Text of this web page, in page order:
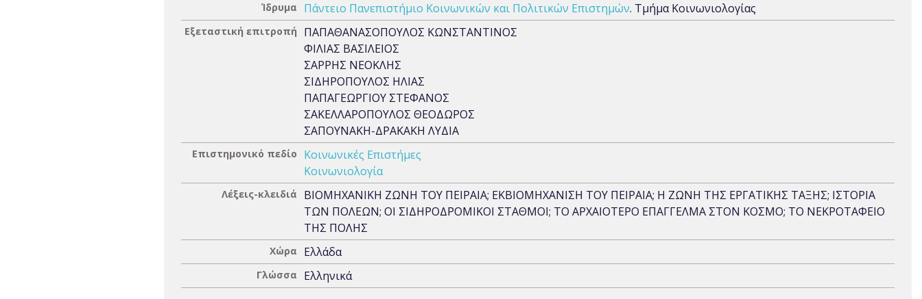
Ίδρυμα Πάντειο Πανεπιστήμιο Κοινωνικών και Πολιτικών Επιστημών. Τμήμα Κοινωνιολογίας
Εξεταστική επιτροπή
ΠΑΠΑΘΑΝΑΣΟΠΟΥΛΟΣ ΚΩΝΣΤΑΝΤΙΝΟΣ
ΦΙΛΙΑΣ ΒΑΣΙΛΕΙΟΣ
ΣΑΡΡΗΣ ΝΕΟΚΛΗΣ
ΣΙΔΗΡΟΠΟΥΛΟΣ ΗΛΙΑΣ
ΠΑΠΑΓΕΩΡΓΙΟΥ ΣΤΕΦΑΝΟΣ
ΣΑΚΕΛΛΑΡΟΠΟΥΛΟΣ ΘΕΟΔΩΡΟΣ
ΣΑΠΟΥΝΑΚΗ-ΔΡΑΚΑΚΗ ΛΥΔΙΑ
Επιστημονικό πεδίο
Κοινωνικές Επιστήμες
Κοινωνιολογία
Λέξεις-κλειδιά
ΒΙΟΜΗΧΑΝΙΚΗ ΖΩΝΗ ΤΟΥ ΠΕΙΡΑΙΑ; ΕΚΒΙΟΜΗΧΑΝΙΣΗ ΤΟΥ ΠΕΙΡΑΙΑ; Η ΖΩΝΗ ΤΗΣ ΕΡΓΑΤΙΚΗΣ ΤΑΞΗΣ; ΙΣΤΟΡΙΑ
ΤΩΝ ΠΟΛΕΩΝ; ΟΙ ΣΙΔΗΡΟΔΡΟΜΙΚΟΙ ΣΤΑΘΜΟΙ; ΤΟ ΑΡΧΑΙΟΤΕΡΟ ΕΠΑΓΓΕΛΜΑ ΣΤΟΝ ΚΟΣΜΟ; ΤΟ ΝΕΚΡΟΤΑΦΕΙΟ
ΤΗΣ ΠΟΛΗΣ
Χώρα Ελλάδα
Γλώσσα Ελληνικά